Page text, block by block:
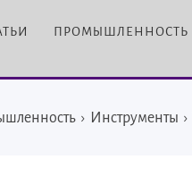
ПРОМЫШЛЕННОСТЬ
› Инструменты ›